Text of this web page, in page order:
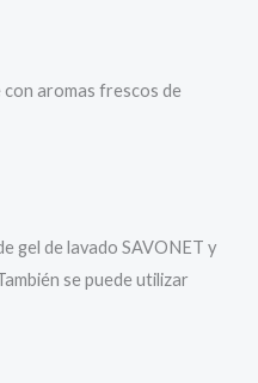
con aromas frescos de
gel de lavado SAVONET y
se puede utilizar